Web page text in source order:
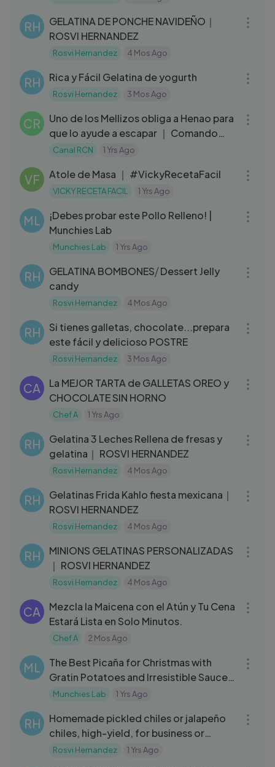
RH
GELATINA DE PONCHE NAVIDEÑO｜
ROSVI HERNANDEZ
Rosvi Hernandez 4 Mos Ago
RH Rica y Fácil Gelatina de yogurth
Rosvi Hernandez 3 Mos Ago
CR
Uno de los Mellizos obliga a Henao para
que lo ayude a escapar ｜ Comando
Élite
Canal RCN 1 Yrs Ago
VF Atole de Masa ｜ #VickyRecetaFacil
VICKY RECETA FACIL 1 Yrs Ago
ML
¡Debes probar este Pollo Relleno! |
Munchies Lab
Munchies Lab 1 Yrs Ago
RH
GELATINA BOMBONES⧸ Dessert Jelly
candy
Rosvi Hernandez 4 Mos Ago
RH
Si tienes galletas, chocolate...prepara
este fácil y delicioso POSTRE
Rosvi Hernandez 3 Mos Ago
CA
La MEJOR TARTA de GALLETAS OREO y
CHOCOLATE SIN HORNO
Chef A 1 Yrs Ago
RH
Gelatina 3 Leches Rellena de fresas y
gelatina｜ ROSVI HERNANDEZ
Rosvi Hernandez 4 Mos Ago
RH
Gelatinas Frida Kahlo fiesta mexicana｜
ROSVI HERNANDEZ
Rosvi Hernandez 4 Mos Ago
RH
MINIONS GELATINAS PERSONALIZADAS
｜ ROSVI HERNANDEZ
Rosvi Hernandez 4 Mos Ago
CA
Mezcla la Maicena con el Atún y Tu Cena
Estará Lista en Solo Minutos.
Chef A 2 Mos Ago
ML
The Best Picaña for Christmas with
Gratin Potatoes and Irresistible Sauces
🎄🔥
Munchies Lab 1 Yrs Ago
RH
Homemade pickled chiles or jalapeño
chiles, high-yield, for business or
consumption!
Rosvi Hernandez 1 Yrs Ago